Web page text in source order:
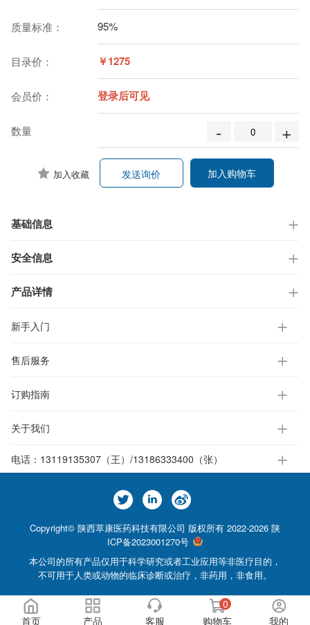
质量标准： 95%
目录价： ￥1275
会员价： 登录后可见
数量 - +
加入收藏 加入购物车
发送询价
基础信息
安全信息
产品详情
新手入门
售后服务
订购指南
关于我们
电话： 13119135307（王）/13186333400（张）
Copyright© 陕西萃康医药科技有限公司 版权所有 2022-2026 陕
ICP备2023001270号
本公司的所有产品仅用于科学研究或者工业应用等非医疗目的，
不可用于人类或动物的临床诊断或治疗，非药用，非食用。
首页 产品 客服
0
购物车
我的